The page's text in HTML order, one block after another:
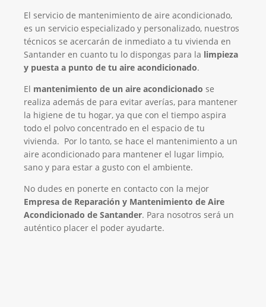
El servicio de mantenimiento de aire acondicionado,
es un servicio especializado y personalizado, nuestros
técnicos se acercarán de inmediato a tu vivienda en
Santander en cuanto tu lo dispongas para la limpieza
y puesta a punto de tu aire acondicionado.
El mantenimiento de un aire acondicionado se
realiza además de para evitar averías, para mantener
la higiene de tu hogar, ya que con el tiempo aspira
todo el polvo concentrado en el espacio de tu
vivienda. Por lo tanto, se hace el mantenimiento a un
aire acondicionado para mantener el lugar limpio,
sano y para estar a gusto con el ambiente.
No dudes en ponerte en contacto con la mejor
Empresa de Reparación y Mantenimiento de Aire
Acondicionado de Santander. Para nosotros será un
auténtico placer el poder ayudarte.